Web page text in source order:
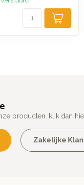
producten, klik dan
Zakelijke